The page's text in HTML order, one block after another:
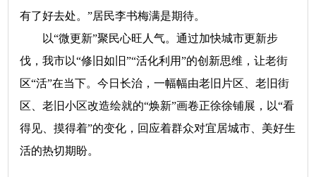
有了好去处。”居民李书梅满是期待。
以“微更新”聚民心旺人气。通过加快城市更新步
伐，我市以“修旧如旧”“活化利用”的创新思维，让老街
区“活”在当下。今日长治，一幅幅由老旧片区、老旧街
区、老旧小区改造绘就的“焕新”画卷正徐徐铺展，以“看
得见、摸得着”的变化，回应着群众对宜居城市、美好生
活的热切期盼。